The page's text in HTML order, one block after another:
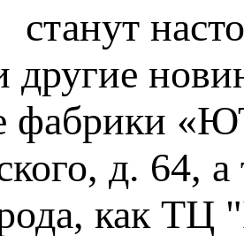
станут
другие
фабрики
д. 64,
как